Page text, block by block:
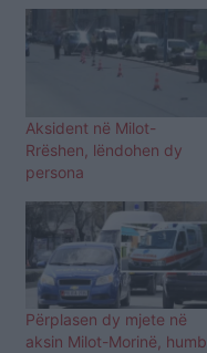
Aksident në Milot-
Rrëshen, lëndohen dy
persona
Përplasen dy mjete në
aksin Milot-Morinë, humb